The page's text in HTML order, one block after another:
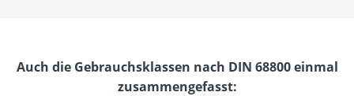
Auch die Gebrauchsklassen nach DIN 68800 einmal
zusammengefasst: